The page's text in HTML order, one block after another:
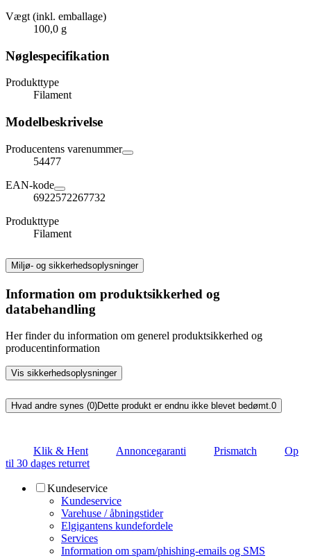
Vægt (inkl. emballage)
100,0 g
Nøglespecifikation
Produkttype
Filament
Modelbeskrivelse
Producentens varenummer
54477
EAN-kode
6922572267732
Produkttype
Filament
Miljø- og sikkerhedsoplysninger
Information om produktsikkerhed og
databehandling
Her finder du information om generel produktsikkerhed og
producentinformation
Vis sikkerhedsoplysninger
Hvad andre synes (0)Dette produkt er endnu ikke blevet bedømt.0
Klik & Hent Annoncegaranti Prismatch
Op
til 30 dages returret
Kundeservice
Kundeservice
Varehuse / åbningstider
Elgigantens kundefordele
Services
Information om spam/phishing-emails og SMS